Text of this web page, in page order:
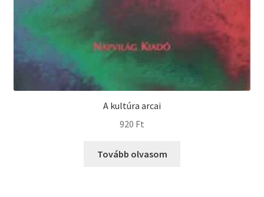
A kultúra arcai
920 Ft
Tovább olvasom